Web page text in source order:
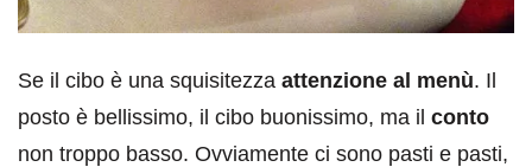
Se il cibo è una squisitezza attenzione al menù. Il
posto è bellissimo, il cibo buonissimo, ma il conto
non troppo basso. Ovviamente ci sono pasti e pasti,